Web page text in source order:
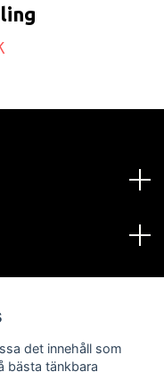
det innehåll som
bästa tänkbara